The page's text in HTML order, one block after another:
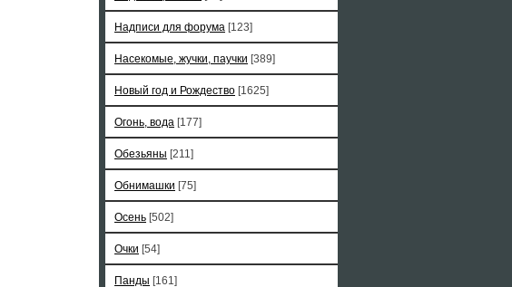
Надписи для форума [123]
Насекомые, жучки, паучки [389]
Новый год и Рождество [1625]
Огонь, вода [177]
Обезьяны [211]
Обнимашки [75]
Осень [502]
Очки [54]
Панды [161]